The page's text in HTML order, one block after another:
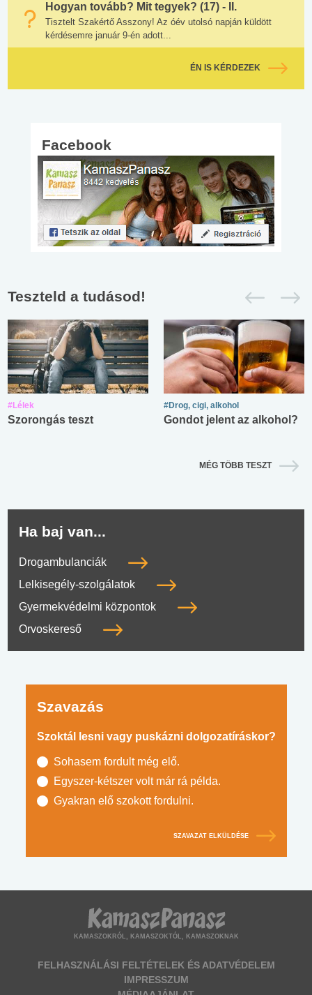
Hogyan tovább? Mit tegyek? (17) - II.
Tisztelt Szakértő Asszony! Az óév utolsó napján küldött
kérdésemre január 9-én adott...
ÉN IS KÉRDEZEK
Facebook
Teszteld a tudásod!
#Lélek
Szorongás teszt
#Drog, cigi, alkohol
Gondot jelent az alkohol?
MÉG TÖBB TESZT
Ha baj van...
Drogambulanciák
Lelkisegély-szolgálatok
Gyermekvédelmi központok
Orvoskereső
Szavazás
Szoktál lesni vagy puskázni dolgozatíráskor?
Sohasem fordult még elő.
Egyszer-kétszer volt már rá példa.
Gyakran elő szokott fordulni.
SZAVAZAT ELKÜLDÉSE
KAMASZOKRÓL, KAMASZOKTÓL, KAMASZOKNAK
FELHASZNÁLÁSI FELTÉTELEK ÉS ADATVÉDELEM
IMPRESSZUM